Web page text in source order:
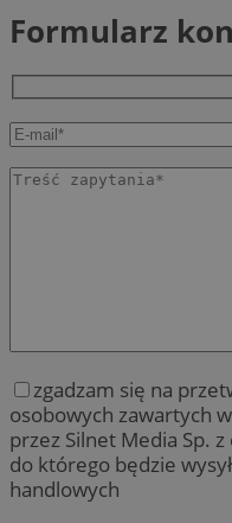
Formularz
zgadzam się na
osobowych zawartych
przez Silnet Media Sp.
do którego będzie
handlowych